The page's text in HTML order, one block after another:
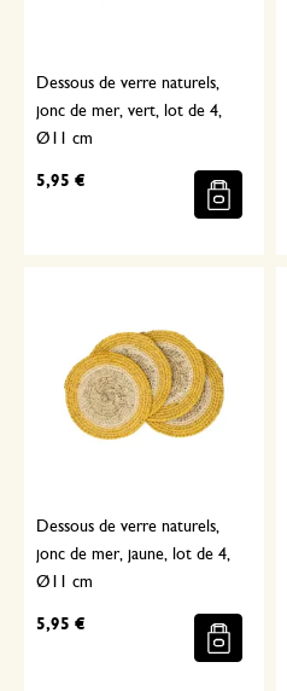
Dessous de verre naturels,
jonc de mer, vert, lot de 4,
Ø11 cm
5,95 €
Dessous de verre naturels,
jonc de mer, jaune, lot de 4,
Ø11 cm
5,95 €